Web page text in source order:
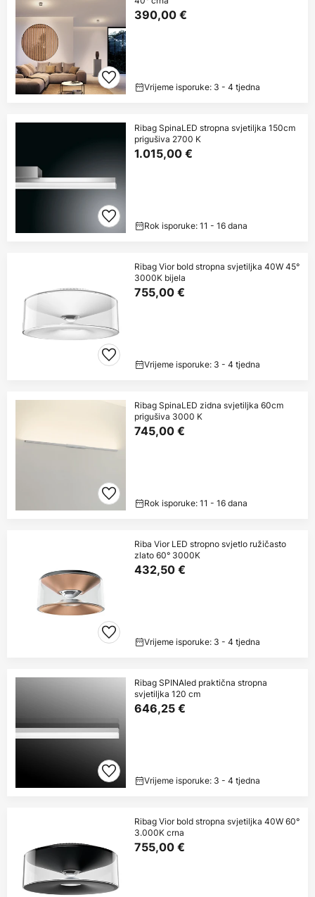
390,00 €
Vrijeme isporuke: 3 - 4 tjedna
Ribag SpinaLED stropna svjetiljka 150cm
prigušiva 2700 K
1.015,00 €
Rok isporuke: 11 - 16 dana
Ribag Vior bold stropna svjetiljka 40W 45°
3000K bijela
755,00 €
Vrijeme isporuke: 3 - 4 tjedna
Ribag SpinaLED zidna svjetiljka 60cm
prigušiva 3000 K
745,00 €
Rok isporuke: 11 - 16 dana
Riba Vior LED stropno svjetlo ružičasto
zlato 60° 3000K
432,50 €
Vrijeme isporuke: 3 - 4 tjedna
Ribag SPINAled praktična stropna
svjetiljka 120 cm
646,25 €
Vrijeme isporuke: 3 - 4 tjedna
Ribag Vior bold stropna svjetiljka 40W 60°
3.000K crna
755,00 €